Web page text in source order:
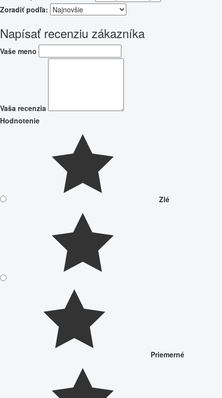
Zoradiť podľa:
Napísať recenziu zákazníka
Vaše meno
Vaša recenzia
Hodnotenie
Zlé
Priemerné